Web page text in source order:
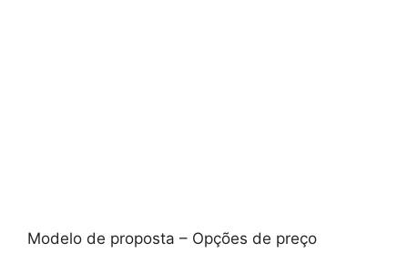
Modelo de proposta – Opções de preço